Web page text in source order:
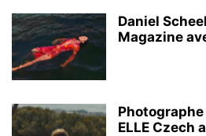
Daniel
Magazine
ELLE Czech